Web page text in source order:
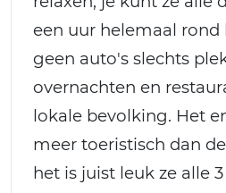
een uur helemaal rond
geen auto's slechts
overnachten en
lokale bevolking. Het
meer toeristisch dan
het is juist leuk ze alle